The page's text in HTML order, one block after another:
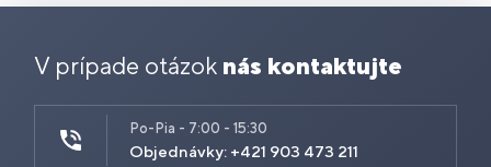
V prípade otázok nás kontaktujte
Po-Pia - 7:00 - 15:30
Objednávky: +421 903 473 211